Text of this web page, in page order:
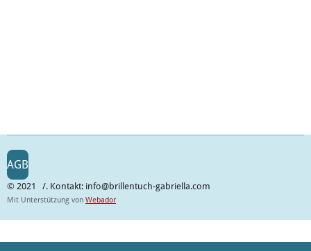
AGB
© 2021 /. Kontakt: info@brillentuch-gabriella.com
Mit Unterstützung von Webador